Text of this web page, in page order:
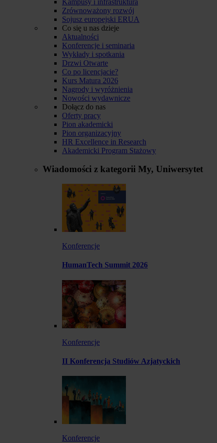
Zrównoważony rozwój
Sojusz europejski ERUA
Co się u nas dzieje
Aktualności
Konferencje i seminaria
Wykłady i spotkania
Drzwi Otwarte
Co po licencjacie?
Kurs Matura 2026
Nagrody i wyróżnienia
Nowości wydawnicze
Dołącz do nas
Oferty pracy
Pion akademicki
Pion organizacyjny
HR Excellence in Research
Akademicki Program Stażowy
Wiadomości z kategorii My, Uniwersytet
Konferencje
HumanTech Summit 2026
Konferencje
II Konferencja Studiów Azjatyckich
Konferencje